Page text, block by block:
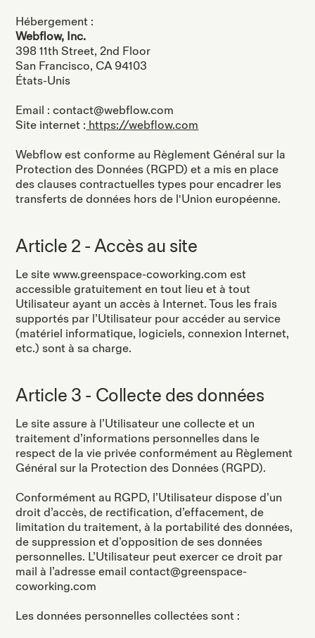
Hébergement :
Webflow, Inc.
398 11th Street, 2nd Floor
San Francisco, CA 94103
États-Unis
Email : contact@webflow.com
Site internet : https://webflow.com
Webflow est conforme au Règlement Général sur la
Protection des Données (RGPD) et a mis en place
des clauses contractuelles types pour encadrer les
transferts de données hors de l'Union européenne.
Article 2 - Accès au site
Le site www.greenspace-coworking.com est
accessible gratuitement en tout lieu et à tout
Utilisateur ayant un accès à Internet. Tous les frais
supportés par l’Utilisateur pour accéder au service
(matériel informatique, logiciels, connexion Internet,
etc.) sont à sa charge.
Article 3 - Collecte des données
Le site assure à l’Utilisateur une collecte et un
traitement d’informations personnelles dans le
respect de la vie privée conformément au Règlement
Général sur la Protection des Données (RGPD).
Conformément au RGPD, l’Utilisateur dispose d’un
droit d’accès, de rectification, d’effacement, de
limitation du traitement, à la portabilité des données,
de suppression et d’opposition de ses données
personnelles. L’Utilisateur peut exercer ce droit par
mail à l’adresse email contact@greenspace-
coworking.com
Les données personnelles collectées sont :